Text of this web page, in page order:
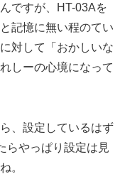
ですが、HT-03Aを
記憶に無い程のてい
対して「おかしいな
しーの心境になって
、設定しているはず
らやっぱり設定は見
。